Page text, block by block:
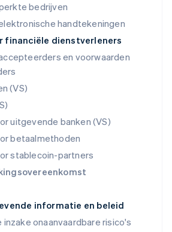
bedrijven
handtekeningen
financiële dienstverleners
en voorwaarden
(VS)
uitgevende banken (VS)
betaalmethoden
stablecoin-partners
informatie en beleid
inzake onaanvaardbare risico's